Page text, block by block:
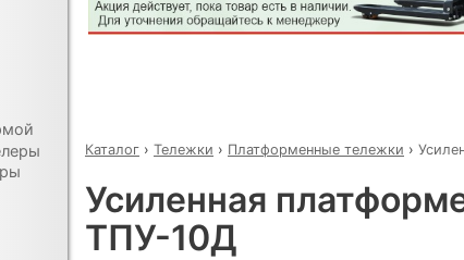
Каталог › Тележки › Платформенные тележки ›
Усиленная
ТПУ-10Д